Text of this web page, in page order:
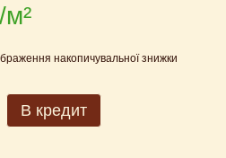
накопичувальної знижки
В кредит